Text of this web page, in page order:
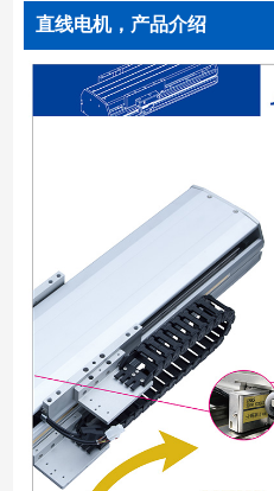
直线电机，产品介绍